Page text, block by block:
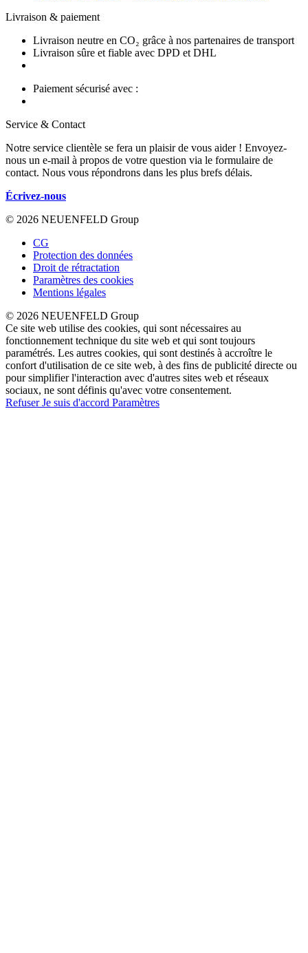
Livraison & paiement
Livraison neutre en CO₂ grâce à nos partenaires de transport
Livraison sûre et fiable avec DPD et DHL
Paiement sécurisé avec :
Service & Contact
Notre service clientèle se fera un plaisir de vous aider ! Envoyez-
nous un e-mail à propos de votre question via le formulaire de
contact. Nous vous répondrons dans les plus brefs délais.
Écrivez-nous
© 2026 NEUENFELD Group
CG
Protection des données
Droit de rétractation
Paramètres des cookies
Mentions légales
© 2026 NEUENFELD Group
Ce site web utilise des cookies, qui sont nécessaires au
fonctionnement technique du site web et qui sont toujours
paramétrés. Les autres cookies, qui sont destinés à accroître le
confort d'utilisation de ce site web, à des fins de publicité directe ou
pour simplifier l'interaction avec d'autres sites web et réseaux
sociaux, ne sont définis qu'avec votre consentement.
RefuserJe suis d'accord Paramètres